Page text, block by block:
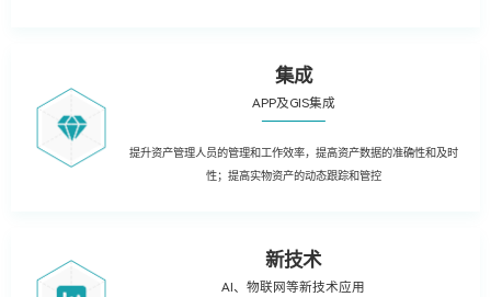
集成
APP及GIS集成
提升资产管理人员的管理和工作效率，提高资产数据的准确性和及时
性；提高实物资产的动态跟踪和管控
新技术
AI、物联网等新技术应用